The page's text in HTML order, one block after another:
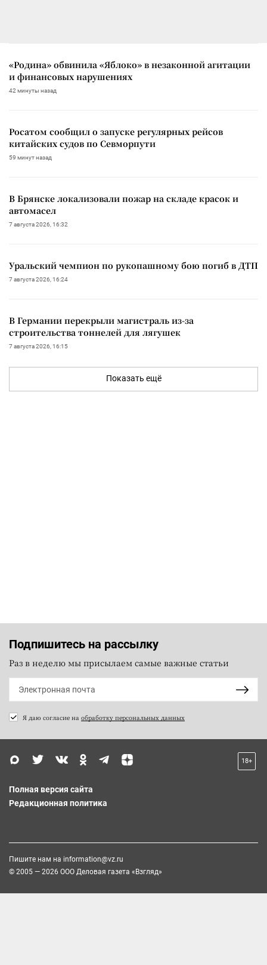
«Родина» обвинила «Яблоко» в незаконной агитации
и финансовых нарушениях
42 минуты назад
Росатом сообщил о запуске регулярных рейсов
китайских судов по Севморпути
59 минут назад
В Брянске локализовали пожар на складе красок и
автомасел
7 августа 2026, 16:32
Уральский чемпион по рукопашному бою погиб в ДТП
7 августа 2026, 16:24
В Германии перекрыли магистраль из-за
строительства тоннелей для лягушек
7 августа 2026, 16:15
Показать ещё
Подпишитесь на рассылку
Раз в неделю мы присылаем самые важные статьи
Я даю согласие на обработку персональных данных
18+
Полная версия сайта
Редакционная политика
Пишите нам на information@vz.ru
© 2005 — 2026 ООО Деловая газета «Взгляд»